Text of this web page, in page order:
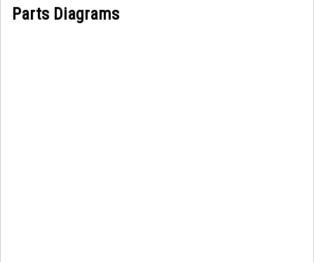
Parts Diagrams